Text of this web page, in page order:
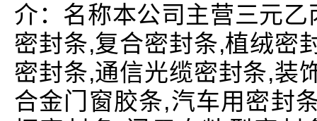
介：名称本公司主营三元
密封条,复合密封条,植绒密
密封条,通信光缆密封条,装
合金门窗胶条,汽车用密封